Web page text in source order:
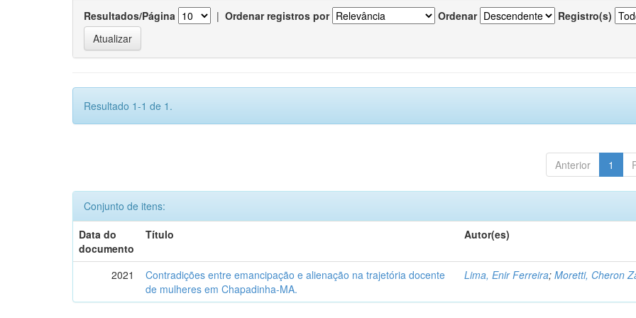
Resultados/Página | Ordenar registros por Ordenar Registro(s)
Resultado 1-1 de 1.
Anterior 1
Conjunto de itens:
Data do
documento
Título Autor(es)
2021
Contradições entre emancipação e alienação na trajetória docente
de mulheres em Chapadinha-MA.
Lima, Enir Ferreira;Moretti, Cheron